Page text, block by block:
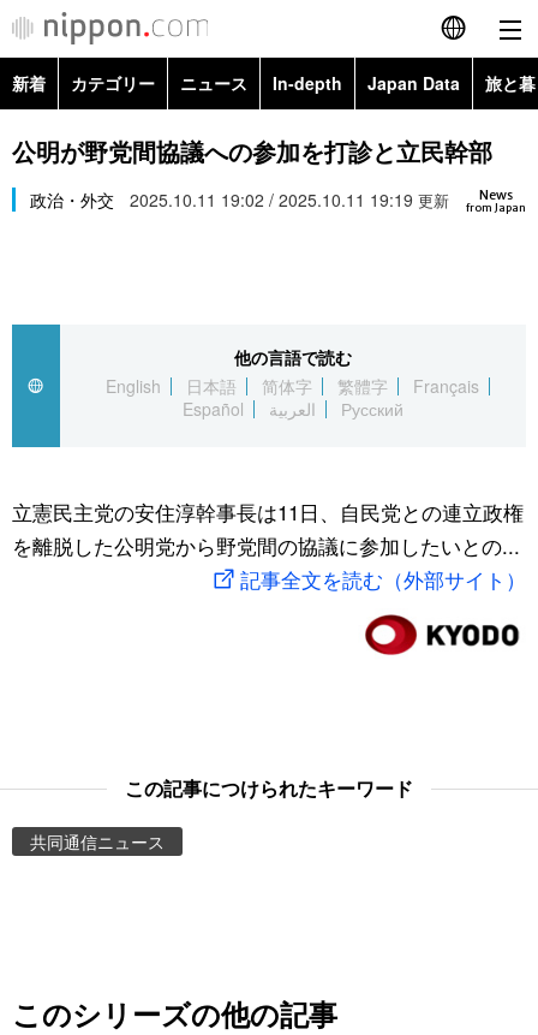
English
简体字
繁體字
العربية
社会
スポーツ・東京2020
旅と暮らし
Images
新着 カテゴリー ニュース In-depth Japan Data 旅と
政治・外交
経済・ビジネス
社会
文化
科学・技術
暮らし
Topics
Images
お知らせ
公明が野党間協議への参加を打診と立民幹部
News
from Japan
政治・外交 2025.10.11 19:02 / 2025.10.11 19:19 更新
他の言語で読む
English
日本語 简体字 繁體字
Français
Español
العربية Русский
立憲民主党の安住淳幹事長は11日、自民党との連立政権
を離脱した公明党から野党間の協議に参加したいとの...
記事全文を読む（外部サイト）
この記事につけられたキーワード
共同通信ニュース
このシリーズの他の記事